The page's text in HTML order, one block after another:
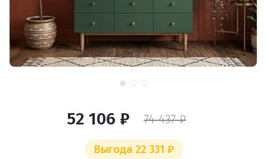
52 106 ₽ 74 437 ₽
Выгода 22 331 ₽